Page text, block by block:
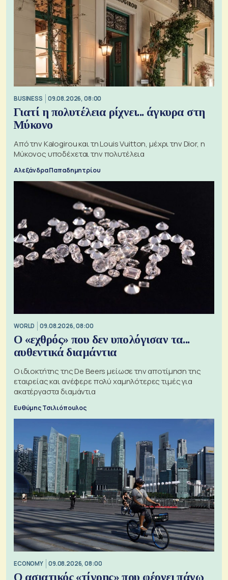
BUSINESS 09.08.2026, 08:00
Γιατί η πολυτέλεια ρίχνει... άγκυρα στη
Μύκονο
Από την Kalogirou και τη Louis Vuitton, μέχρι την Dior, η
Μύκονος υποδέχεται την πολυτέλεια
Αλεξάνδρα Παπαδημητρίου
WORLD 09.08.2026, 08:00
Ο «εχθρός» που δεν υπολόγισαν τα...
αυθεντικά διαμάντια
Ο ιδιοκτήτης της De Beers μείωσε την αποτίμηση της
εταιρείας και ανέφερε πολύ χαμηλότερες τιμές για
ακατέργαστα διαμάντια
Ευθύμης Τσιλιόπουλος
ECONOMY 09.08.2026, 08:00
Ο ασιατικός «τίγρης» που φέρνει πάνω